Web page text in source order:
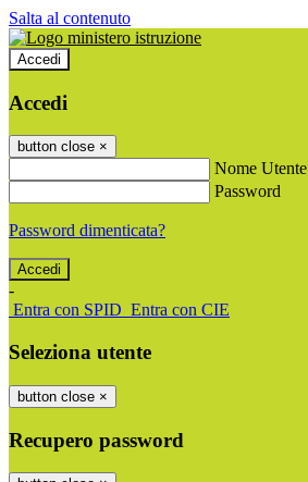
Salta al contenuto
Accedi
Accedi
button close ×
Nome Utente
Password
Password dimenticata?
-
Entra con SPID Entra con CIE
Seleziona utente
button close ×
Recupero password